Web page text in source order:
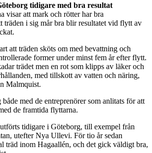
tidigare med bra resultat
visar att mark och rötter har bra
träden i sig mår bra blir resultatet vid flytt av
att träden sköts om med bevattning och
former under minst fem år efter flytt.
trädet men en rot som klipps av läker och
med tillskott av vatten och näring,
Malmquist.
med de entreprenörer som anlitats för att
de framtida flyttarna.
tidigare i Göteborg, till exempel från
utefter Nya Ullevi. För tio år sedan
träd inom Hagaallén, och det gick väldigt bra,